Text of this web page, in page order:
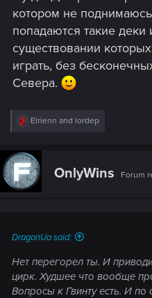
котором не
попадаются такие деки
существовании
играть, без
Севера.
R
c
t
i
o
Elrienn and lordep
OnlyWins Forum
DragonUa said:
Нет перегорел ты. И
цирк. Худшее что вообще
Вопросы к Гвинту есть. И по